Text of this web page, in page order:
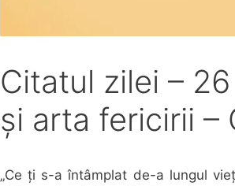
Citatul zilei –
și arta fericirii –
„Ce ți s-a întâmplat de-a lungul